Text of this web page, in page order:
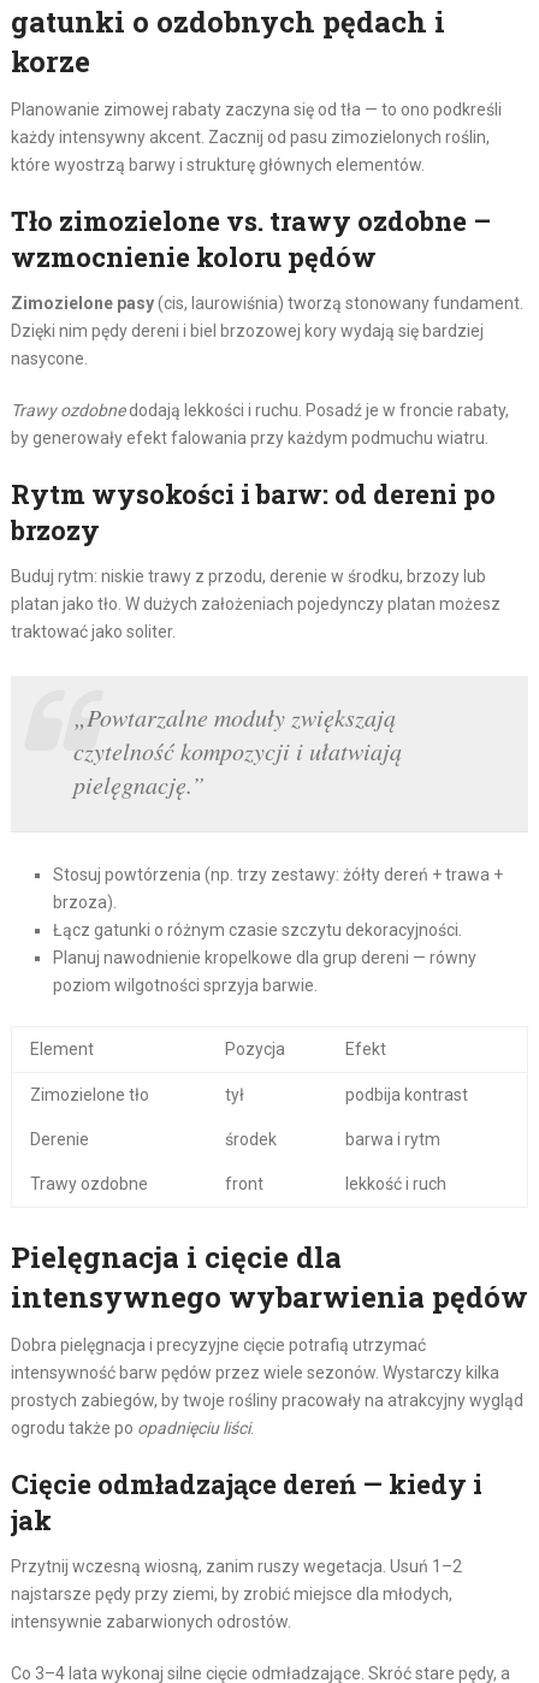
gatunki o ozdobnych pędach i
korze
Planowanie zimowej rabaty zaczyna się od tła — to ono podkreśli
każdy intensywny akcent. Zacznij od pasu zimozielonych roślin,
które wyostrzą barwy i strukturę głównych elementów.
Tło zimozielone vs. trawy ozdobne –
wzmocnienie koloru pędów
Zimozielone pasy(cis, laurowiśnia) tworzą stonowany fundament.
Dzięki nim pędy dereni i biel brzozowej kory wydają się bardziej
nasycone.
Trawy ozdobnedodają lekkości i ruchu. Posadź je w froncie rabaty,
by generowały efekt falowania przy każdym podmuchu wiatru.
Rytm wysokości i barw: od dereni po
brzozy
Buduj rytm: niskie trawy z przodu, derenie w środku, brzozy lub
platan jako tło. W dużych założeniach pojedynczy platan możesz
traktować jako soliter.
„Powtarzalne moduły zwiększają
czytelność kompozycji i ułatwiają
pielęgnację.”
Stosuj powtórzenia (np. trzy zestawy: żółty dereń + trawa +
brzoza).
Łącz gatunki o różnym czasie szczytu dekoracyjności.
Planuj nawodnienie kropelkowe dla grup dereni — równy
poziom wilgotności sprzyja barwie.
Element Pozycja Efekt
Zimozielone tło tył podbija kontrast
Derenie środek barwa i rytm
Trawy ozdobne front lekkość i ruch
Pielęgnacja i cięcie dla
intensywnego wybarwienia pędów
Dobra pielęgnacja i precyzyjne cięcie potrafią utrzymać
intensywność barw pędów przez wiele sezonów. Wystarczy kilka
prostych zabiegów, by twoje rośliny pracowały na atrakcyjny wygląd
ogrodu także po opadnięciu liści.
Cięcie odmładzające dereń — kiedy i
jak
Przytnij wczesną wiosną, zanim ruszy wegetacja. Usuń 1–2
najstarsze pędy przy ziemi, by zrobić miejsce dla młodych,
intensywnie zabarwionych odrostów.
Co 3–4 lata wykonaj silne cięcie odmładzające. Skróć stare pędy, a